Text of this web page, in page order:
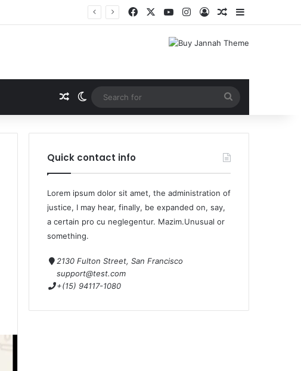
Quick contact info
Lorem ipsum dolor sit amet, the administration of
justice, I may hear, finally, be expanded on, say,
a certain pro cu neglegentur. Mazim.Unusual or
something.
2130 Fulton Street, San Francisco
support@test.com
+(15) 94117-1080